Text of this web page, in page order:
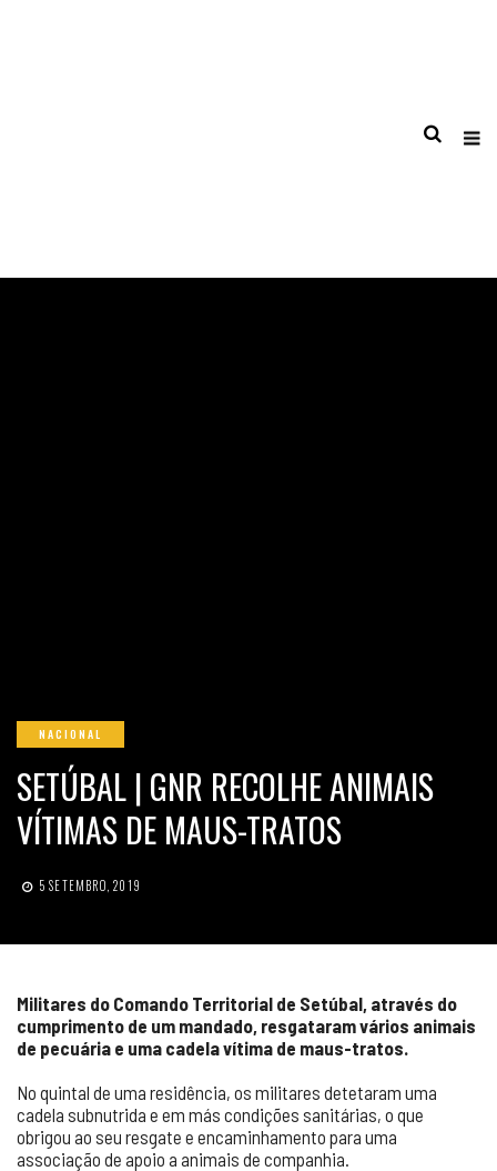
NACIONAL
SETÚBAL | GNR RECOLHE ANIMAIS
VÍTIMAS DE MAUS-TRATOS
5 SETEMBRO, 2019
Militares do Comando Territorial de Setúbal, através do
cumprimento de um mandado, resgataram vários animais
de pecuária e uma cadela vítima de maus-tratos.
No quintal de uma residência, os militares detetaram uma
cadela subnutrida e em más condições sanitárias, o que
obrigou ao seu resgate e encaminhamento para uma
associação de apoio a animais de companhia.